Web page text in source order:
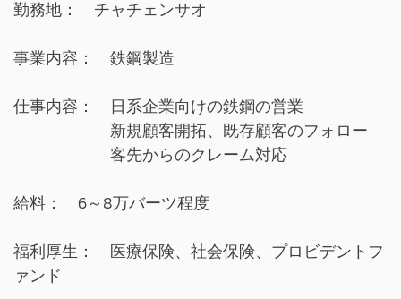
勤務地： チャチェンサオ
事業内容： 鉄鋼製造
仕事内容： 日系企業向けの鉄鋼の営業
新規顧客開拓、既存顧客のフォロー
客先からのクレーム対応
給料： 6～8万バーツ程度
福利厚生： 医療保険、社会保険、プロビデントフ
ァンド